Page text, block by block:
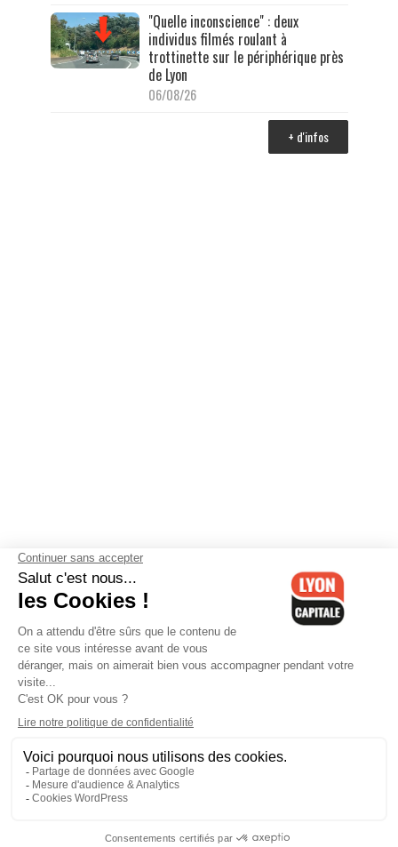
"Quelle inconscience" : deux
individus filmés roulant à
trottinette sur le périphérique près
de Lyon
06/08/26
+ d'infos
Contactez-nous-Mentions légales-CGV-Politique de
confidentialité-Gestion des cookies